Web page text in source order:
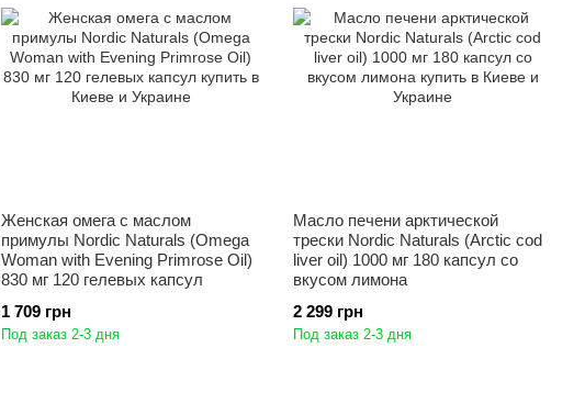
Женская омега с маслом
примулы Nordic Naturals (Omega
Woman with Evening Primrose Oil)
830 мг 120 гелевых капсул
1 709 грн
Под заказ 2-3 дня
Масло печени арктической
трески Nordic Naturals (Arctic cod
liver oil) 1000 мг 180 капсул со
вкусом лимона
2 299 грн
Под заказ 2-3 дня